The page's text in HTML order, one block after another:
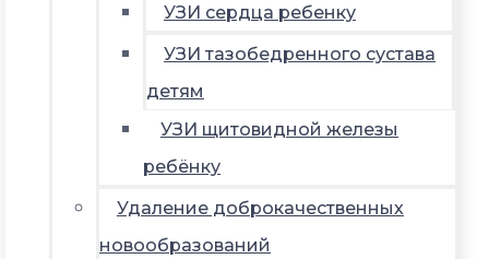
УЗИ сердца ребенку
УЗИ тазобедренного сустава
детям
УЗИ щитовидной железы
ребёнку
Удаление доброкачественных
новообразований